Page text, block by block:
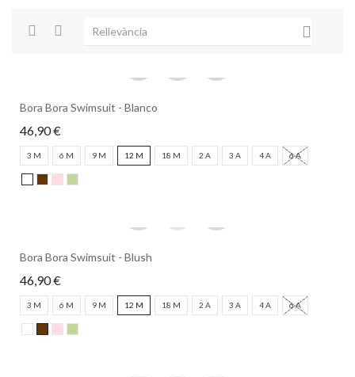
Rellevància 
Bora Bora Swimsuit - Blanco
46,90 €
3 M 6 M 9 M 12 M 18 M 2 A 3 A 4 A 6 A
Bora Bora Swimsuit - Blush
46,90 €
3 M 6 M 9 M 12 M 18 M 2 A 3 A 4 A 6 A